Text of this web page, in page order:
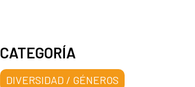
CATEGORÍA
DIVERSIDAD / GÉNEROS